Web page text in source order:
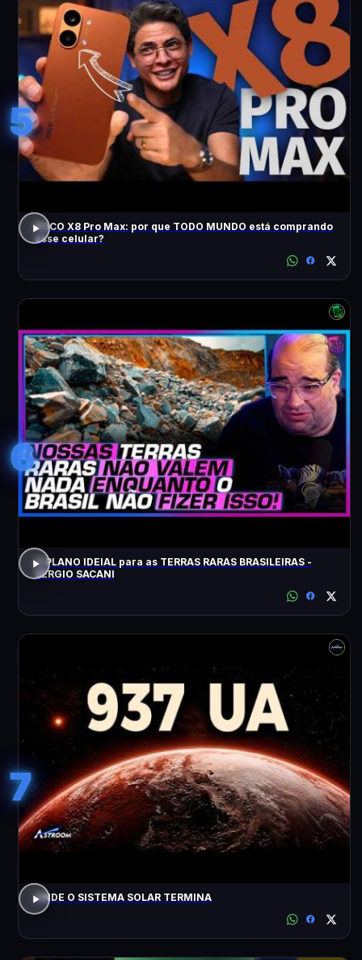
5
POCO X8 Pro Max: por que TODO MUNDO está comprando
esse celular?
6
O PLANO IDEIAL para as TERRAS RARAS BRASILEIRAS -
SÉRGIO SACANI
7
ONDE O SISTEMA SOLAR TERMINA